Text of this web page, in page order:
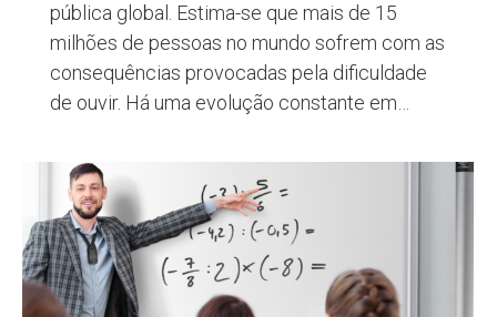
pública global. Estima-se que mais de 15
milhões de pessoas no mundo sofrem com as
consequências provocadas pela dificuldade
de ouvir. Há uma evolução constante em…